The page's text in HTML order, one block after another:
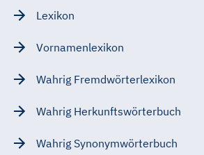
Lexikon
Vornamenlexikon
Wahrig Fremdwörterlexikon
Wahrig Herkunftswörterbuch
Wahrig Synonymwörterbuch